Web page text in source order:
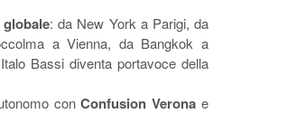
: da New York a Parigi, da
a Vienna, da Bangkok a
Bassi diventa portavoce della
conConfusion Verona e